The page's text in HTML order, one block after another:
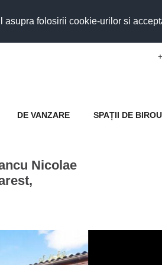
folosirii cookie-urilor si
DE VANZARE SPAȚII DE BIROU
Nicolae